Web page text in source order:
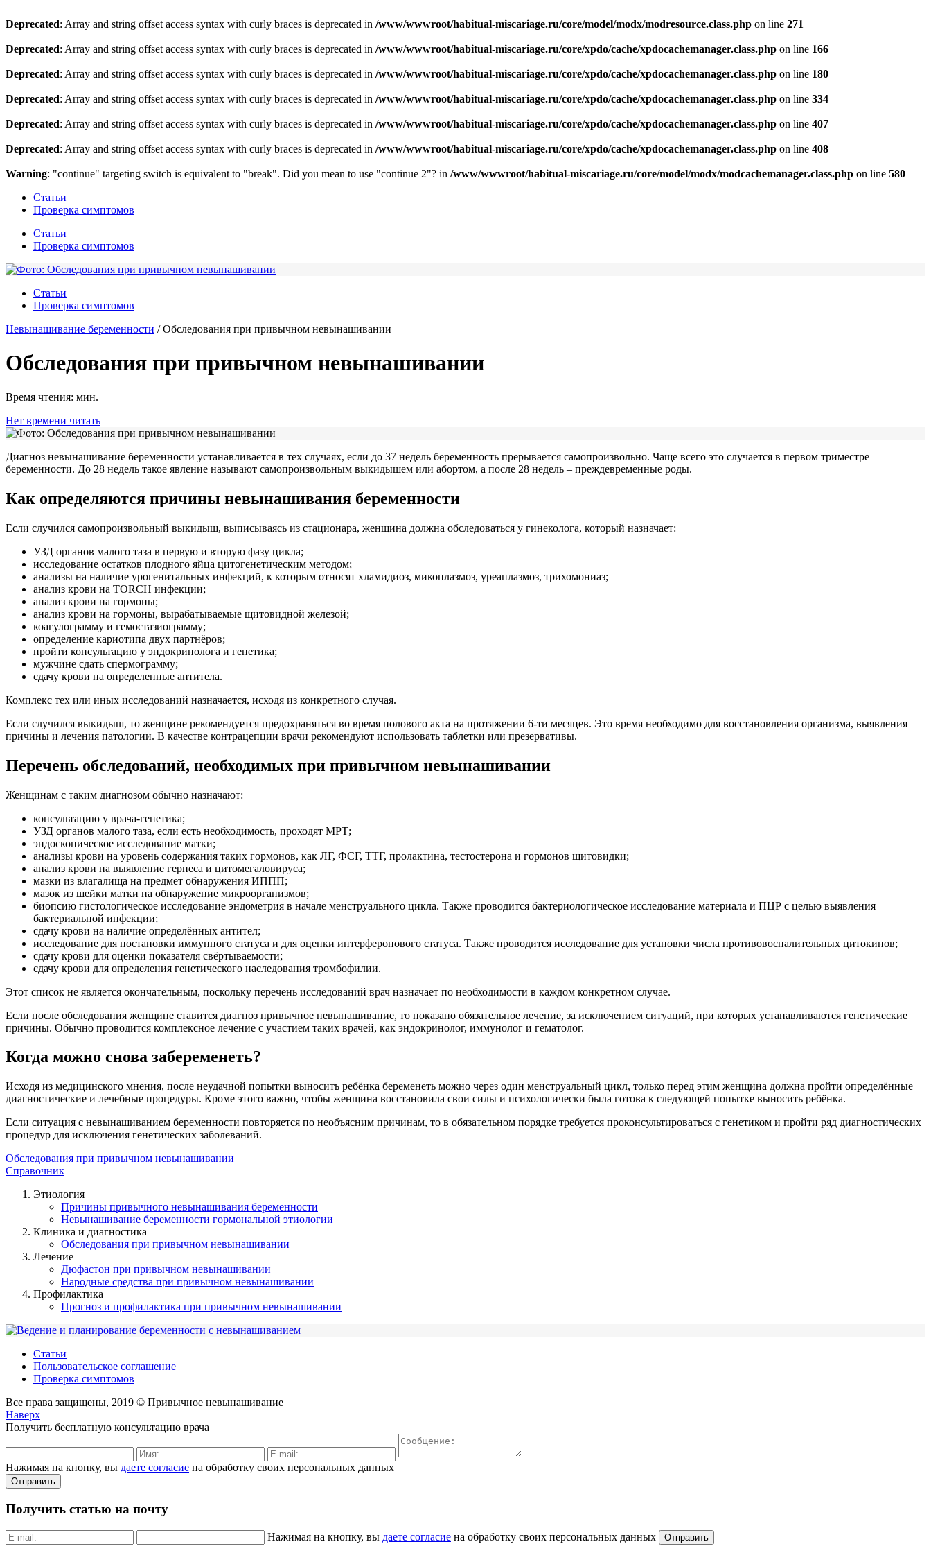
Deprecated: Array and string offset access syntax with curly braces is deprecated in /www/wwwroot/habitual-miscariage.ru/core/model/modx/modresource.class.php on line 271
Deprecated: Array and string offset access syntax with curly braces is deprecated in /www/wwwroot/habitual-miscariage.ru/core/xpdo/cache/xpdocachemanager.class.php on line 166
Deprecated: Array and string offset access syntax with curly braces is deprecated in /www/wwwroot/habitual-miscariage.ru/core/xpdo/cache/xpdocachemanager.class.php on line 180
Deprecated: Array and string offset access syntax with curly braces is deprecated in /www/wwwroot/habitual-miscariage.ru/core/xpdo/cache/xpdocachemanager.class.php on line 334
Deprecated: Array and string offset access syntax with curly braces is deprecated in /www/wwwroot/habitual-miscariage.ru/core/xpdo/cache/xpdocachemanager.class.php on line 407
Deprecated: Array and string offset access syntax with curly braces is deprecated in /www/wwwroot/habitual-miscariage.ru/core/xpdo/cache/xpdocachemanager.class.php on line 408
Warning: "continue" targeting switch is equivalent to "break". Did you mean to use "continue 2"? in /www/wwwroot/habitual-miscariage.ru/core/model/modx/modcachemanager.class.php on line 580
Статьи
Проверка симптомов
Статьи
Проверка симптомов
Статьи
Проверка симптомов
Невынашивание беременности /Обследования при привычном невынашивании
Обследования при привычном невынашивании
Время чтения: мин.
Нет времени читать
Диагноз невынашивание беременности устанавливается в тех случаях, если до 37 недель беременность прерывается самопроизвольно. Чаще всего это случается в первом триместре
беременности. До 28 недель такое явление называют самопроизвольным выкидышем или абортом, а после 28 недель – преждевременные роды.
Как определяются причины невынашивания беременности
Если случился самопроизвольный выкидыш, выписываясь из стационара, женщина должна обследоваться у гинеколога, который назначает:
УЗД органов малого таза в первую и вторую фазу цикла;
исследование остатков плодного яйца цитогенетическим методом;
анализы на наличие урогенитальных инфекций, к которым относят хламидиоз, микоплазмоз, уреаплазмоз, трихомониаз;
анализ крови на TORCH инфекции;
анализ крови на гормоны;
анализ крови на гормоны, вырабатываемые щитовидной железой;
коагулограмму и гемостазиограмму;
определение кариотипа двух партнёров;
пройти консультацию у эндокринолога и генетика;
мужчине сдать спермограмму;
сдачу крови на определенные антитела.
Комплекс тех или иных исследований назначается, исходя из конкретного случая.
Если случился выкидыш, то женщине рекомендуется предохраняться во время полового акта на протяжении 6-ти месяцев. Это время необходимо для восстановления организма, выявления
причины и лечения патологии. В качестве контрацепции врачи рекомендуют использовать таблетки или презервативы.
Перечень обследований, необходимых при привычном невынашивании
Женщинам с таким диагнозом обычно назначают:
консультацию у врача-генетика;
УЗД органов малого таза, если есть необходимость, проходят МРТ;
эндоскопическое исследование матки;
анализы крови на уровень содержания таких гормонов, как ЛГ, ФСГ, ТТГ, пролактина, тестостерона и гормонов щитовидки;
анализ крови на выявление герпеса и цитомегаловируса;
мазки из влагалища на предмет обнаружения ИППП;
мазок из шейки матки на обнаружение микроорганизмов;
биопсию гистологическое исследование эндометрия в начале менструального цикла. Также проводится бактериологическое исследование материала и ПЦР с целью выявления
бактериальной инфекции;
сдачу крови на наличие определённых антител;
исследование для постановки иммунного статуса и для оценки интерферонового статуса. Также проводится исследование для установки числа противовоспалительных цитокинов;
сдачу крови для оценки показателя свёртываемости;
сдачу крови для определения генетического наследования тромбофилии.
Этот список не является окончательным, поскольку перечень исследований врач назначает по необходимости в каждом конкретном случае.
Если после обследования женщине ставится диагноз привычное невынашивание, то показано обязательное лечение, за исключением ситуаций, при которых устанавливаются генетические
причины. Обычно проводится комплексное лечение с участием таких врачей, как эндокринолог, иммунолог и гематолог.
Когда можно снова забеременеть?
Исходя из медицинского мнения, после неудачной попытки выносить ребёнка беременеть можно через один менструальный цикл, только перед этим женщина должна пройти определённые
диагностические и лечебные процедуры. Кроме этого важно, чтобы женщина восстановила свои силы и психологически была готова к следующей попытке выносить ребёнка.
Если ситуация с невынашиванием беременности повторяется по необъясним причинам, то в обязательном порядке требуется проконсультироваться с генетиком и пройти ряд диагностических
процедур для исключения генетических заболеваний.
Обследования при привычном невынашивании
Справочник
Этиология
Причины привычного невынашивания беременности
Невынашивание беременности гормональной этиологии
Клиника и диагностика
Обследования при привычном невынашивании
Лечение
Дюфастон при привычном невынашивании
Народные средства при привычном невынашивании
Профилактика
Прогноз и профилактика при привычном невынашивании
Статьи
Пользовательское соглашение
Проверка симптомов
Все права защищены, 2019 © Привычное невынашивание
Наверх
Получить бесплатную консультацию врача
Нажимая на кнопку, вы даете согласие на обработку своих персональных данных
Отправить
Получить статью на почту
Нажимая на кнопку, вы даете согласие на обработку своих персональных данных Отправить